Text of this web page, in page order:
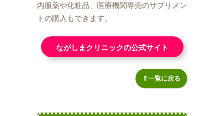
内服薬や化粧品、医療機関専売のサプリメン
トの購入もできます。
ながしまクリニックの公式サイト
⇑一覧に戻る